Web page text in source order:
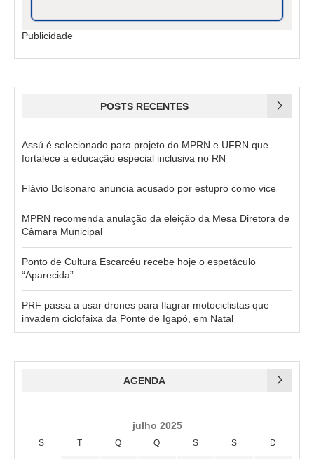
Publicidade
POSTS RECENTES
Assú é selecionado para projeto do MPRN e UFRN que
fortalece a educação especial inclusiva no RN
Flávio Bolsonaro anuncia acusado por estupro como vice
MPRN recomenda anulação da eleição da Mesa Diretora de
Câmara Municipal
Ponto de Cultura Escarcéu recebe hoje o espetáculo
“Aparecida”
PRF passa a usar drones para flagrar motociclistas que
invadem ciclofaixa da Ponte de Igapó, em Natal
AGENDA
julho 2025
S T Q Q S S D